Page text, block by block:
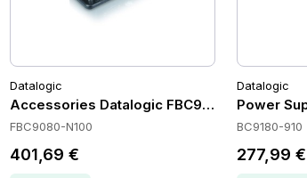
433
Datalogic
Accessories Datalogic FBC9080-N100
FBC9080-N100
401,69 €
Datalogic
Power
BC9180-910
277,99 €